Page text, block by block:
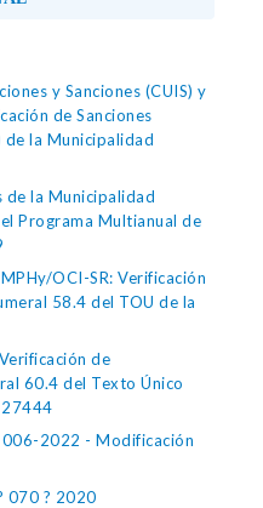
y Sanciones (CUIS) y
de Sanciones
de la Municipalidad
de la Municipalidad
Programa Multianual de
OCI-SR: Verificación
58.4 del TOU de la
de
60.4 del Texto Único
27444
2022 - Modificación
070 ? 2020